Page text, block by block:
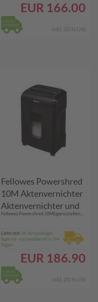
EUR 166.00
inkl. 20 % USt
Fellowes Powershred
10M Aktenvernichter
Aktenvernichter und
Zubehör
Fellowes Powershred 10MEigenschaften:...
Lieferzeit: Im Versandlager
lagernd - versandbereit in 3-4
Tagen
EUR 186.90
inkl. 20 % USt